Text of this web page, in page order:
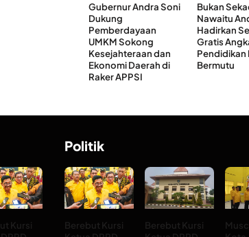
Gubernur Andra Soni
Dukung
Pemberdayaan
UMKM Sokong
Kesejahteraan dan
Ekonomi Daerah di
Raker APPSI
Bukan
Nawaitu
Hadirkan
Gratis
Pendidikan
Bermutu
Kursi
Politik
Berebut Kursi
Berebut Kursi